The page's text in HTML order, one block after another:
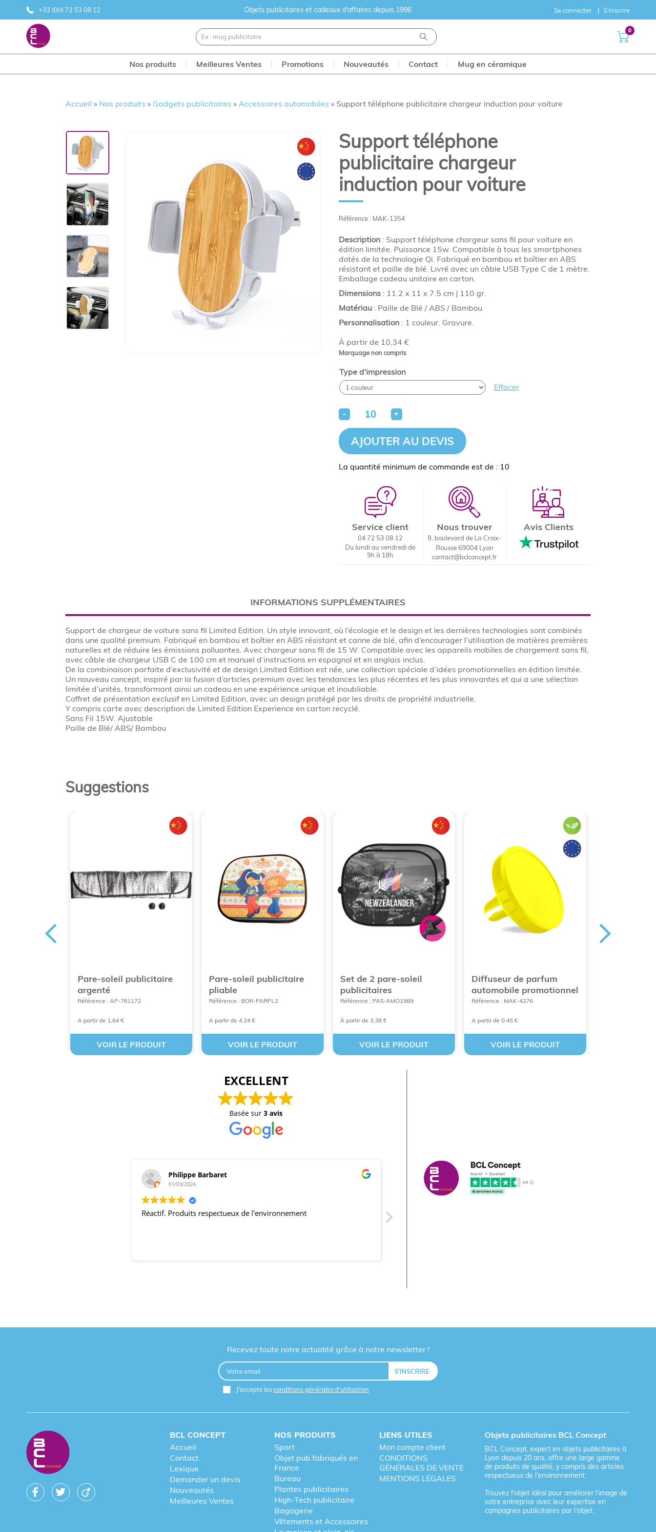
+33 (0)4 72 53 08 12 Objets publicitaires et cadeaux d'affaires depuis 1996 Se connecter S'inscrire
0
Nos produits Meilleures Ventes Promotions Nouveautés Contact Mug en céramique
Accueil » Nos produits » Gadgets publicitaires »Accessoires automobiles » Support téléphone publicitaire chargeur induction pour voiture
Référence : MAK-1354
À partir de 10,34 €
Marquage non compris
Support téléphone
publicitaire chargeur
induction pour voiture
Description: Support téléphone chargeur sans fil pour voiture en
édition limitée. Puissance 15w. Compatible à tous les smartphones
dotés de la technologie Qi. Fabriqué en bambou et boîtier en ABS
résistant et paille de blé. Livré avec un câble USB Type C de 1 mètre.
Emballage cadeau unitaire en carton.
Dimensions: 11.2 x 11 x 7.5 cm | 110 gr.
Matériau: Paille de Blé / ABS / Bambou
Personnalisation: 1 couleur. Gravure.
Type d'impression
Effacer
- +
AJOUTER AU DEVIS
La quantité minimum de commande est de : 10
Service client
04 72 53 08 12
Du lundi au vendredi de
9h à 18h
Nous trouver
9, boulevard de La Croix-
Rousse 69004 Lyon
contact@bclconcept.fr
Avis Clients
INFORMATIONS SUPPLÉMENTAIRES
Support de chargeur de voiture sans fil Limited Edition. Un style innovant, où l’écologie et le design et les dernières technologies sont combinés
dans une qualité premium. Fabriqué en bambou et boîtier en ABS résistant et canne de blé, afin d’encourager l’utilisation de matières premières
naturelles et de réduire les émissions polluantes. Avec chargeur sans fil de 15 W. Compatible avec les appareils mobiles de chargement sans fil,
avec câble de chargeur USB C de 100 cm et manuel d’instructions en espagnol et en anglais inclus.
De la combinaison parfaite d’exclusivité et de design Limited Edition est née, une collection spéciale d’idées promotionnelles en édition limitée.
Un nouveau concept, inspiré par la fusion d’articles premium avec les tendances les plus récentes et les plus innovantes et qui a une sélection
limitée d’unités, transformant ainsi un cadeau en une expérience unique et inoubliable.
Coffret de présentation exclusif en Limited Edition, avec un design protégé par les droits de propriété industrielle.
Y compris carte avec description de Limited Edition Experience en carton recyclé.
Sans Fil 15W. Ajustable
Paille de Blé/ ABS/ Bambou
Suggestions
Pare-soleil publicitaire
argenté
Référence : AP-761172
A partir de 1,64 €
VOIR LE PRODUIT
Pare-soleil publicitaire
pliable
Référence : BOR-PARPL2
A partir de 4,24 €
VOIR LE PRODUIT
Set de 2 pare-soleil
publicitaires
Référence : PAS-AMO1989
À partir de 3,38 €
VOIR LE PRODUIT
Diffuseur de parfum
automobile promotionnel
Référence : MAK-4276
A partir de 0.45 €
VOIR LE PRODUIT
EXCELLENT
Basée sur3 avis
Philippe Barbaret
01/03/2024
Réactif. Produits respectueux de l'environnement
marcus leleu
21/03/2018
Recevez toute notre actualité grâce à notre newsletter !
J'accepte lesconditions générales d'utilisation
BCL CONCEPT
Accueil
Contact
Lexique
Demander un devis
Nouveautés
Meilleures Ventes
NOS PRODUITS
Sport
Objet pub fabriqués en
France
Bureau
Plantes publicitaires
High-Tech publicitaire
Bagagerie
Vêtements et Accessoires
LIENS UTILES
Mon compte client
CONDITIONS
GÉNÉRALES DE VENTE
MENTIONS LÉGALES
Objets publicitaires BCL Concept
BCL Concept, expert en objets publicitaires à
Lyon depuis 20 ans, offre une large gamme
de produits de qualité, y compris des articles
respectueux de l'environnement.
Trouvez l'objet idéal pour améliorer l'image de
votre entreprise avec leur expertise en
campagnes publicitaires par l'objet.